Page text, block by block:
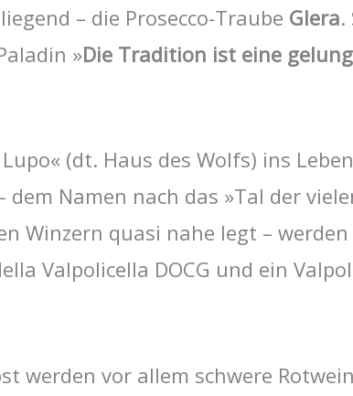
– die Prosecco-Traube Glera.
»Die Tradition ist eine
(dt. Haus des Wolfs) ins
Namen nach das »Tal der
Winzern quasi nahe legt –
Valpolicella DOCG und ein
werden vor allem schwere